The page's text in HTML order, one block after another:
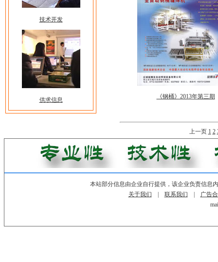
技术开发
供求信息 《钢桶》2013年第三期
上一页 1 2
本站部分信息由企业自行提供，该企业负责信息
关于我们
联系我们
广告